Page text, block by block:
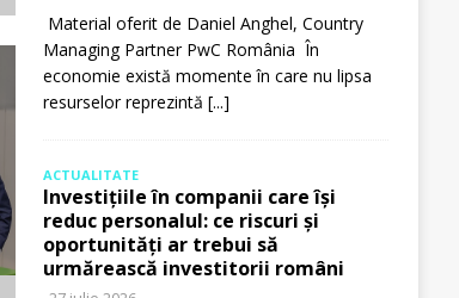
Material oferit de Daniel Anghel, Country
Managing Partner PwC România În
economie există momente în care nu lipsa
resurselor reprezintă [...]
ACTUALITATE
Investițiile în companii care își
reduc personalul: ce riscuri și
oportunități ar trebui să
urmărească investitorii români